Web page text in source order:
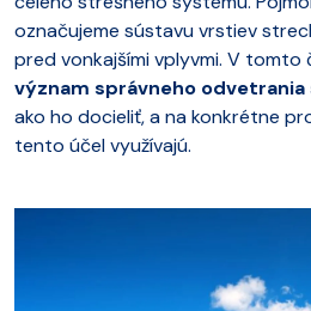
označujeme sústavu vrstiev
pred vonkajšími vplyvmi. V tomto
význam správneho
ako ho docieliť, a na konkrétne
tento účel využívajú.